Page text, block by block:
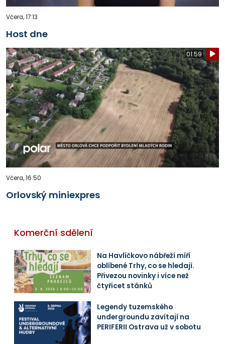
Včera, 17:13
Host dne
01:59
Včera, 16:50
Orlovský miniexpres
Komerční sdělení
Na Havlíčkovo nábřeží míří
oblíbené Trhy, co se hledají.
Přivezou novinky i více než
čtyřicet stánků
Legendy tuzemského
undergroundu zavítají na
PERIFERII Ostrava už v sobotu